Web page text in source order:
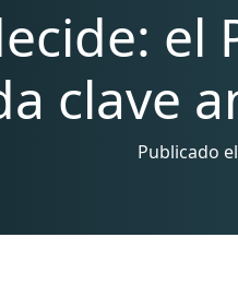
clave
Publicado